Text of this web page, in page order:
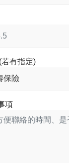
有指定)
項